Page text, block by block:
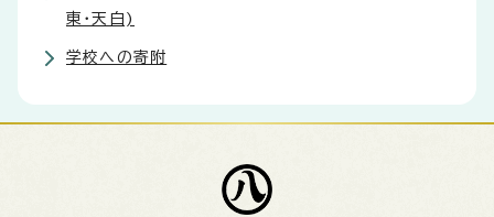
東・天白)
学校への寄附